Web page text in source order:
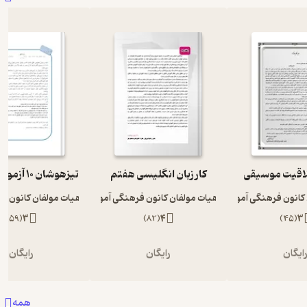
موسیقی
فرهنگی آموزش
3
(
45
)
رایگان
کار زبان انگلیسی هفتم
هیات مولفان کانون فرهنگی آموزش
4
(
82
)
رایگان
هیات مولفان کانون
3
(
59
)
رایگان
همه